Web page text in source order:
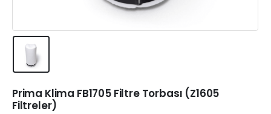
Prima Klima FB1705 Filtre Torbası (Z1605
Filtreler)